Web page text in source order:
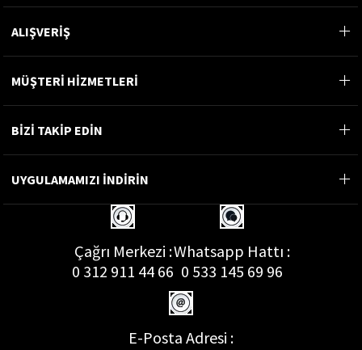
ALIŞVERİŞ
MÜŞTERİ HİZMETLERİ
BİZİ TAKİP EDİN
UYGULAMAMIZI İNDİRİN
Çağrı Merkezi :
0 312 911 44 66
Whatsapp Hattı :
0 533 145 69 96
E-Posta Adresi :